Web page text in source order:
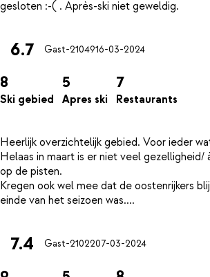
6.7 Gast-2104916-03-2024
8
Ski gebied
5
Apres ski
7
Restaurants
Heerlijk overzichtelijk gebied. Voor ieder
Helaas in maart is er niet veel gezelligheid/
op de pisten.
Kregen ook wel mee dat de oostenrijkers
7.4 Gast-2102207-03-2024